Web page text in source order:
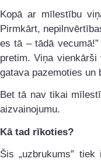
Kopā ar mīlestību
Pirmkārt,
es tā – tādā
pretim. Viņa
gatava pazemoties un
Bet tā nav tikai
aizvainojumu.
Kā tad rīkoties?
Šis „uzbrukums”